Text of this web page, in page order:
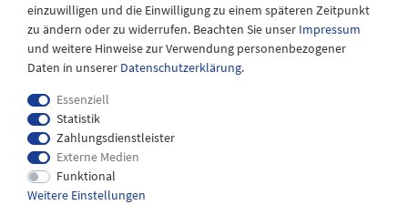
Impressum
einzuwilligen und die Einwilligung zu einem späteren Zeitpunkt
zu ändern oder zu widerrufen. Beachten Sie unser Impressum
und weitere Hinweise zur Verwendung personenbezogener
Daten in unserer Daten­schutz­erklärung.
Essenziell
Statistik
Zahlungsdienstleister
Externe Medien
Funktional
Weitere Einstellungen